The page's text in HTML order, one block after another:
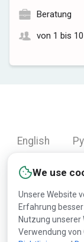
Beratung
von 1 bis
We use
Unsere Website
Erfahrung
Nutzung unserer
Verwendung von
English
العربية
Copyright ©